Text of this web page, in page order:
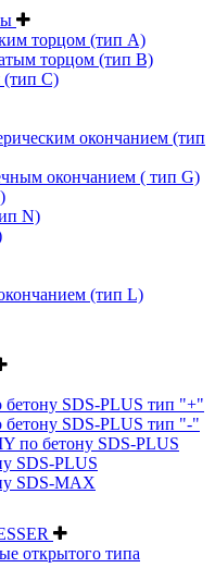
торцом (тип А)
торцом (тип В)
(тип С)
окончанием (тип
окончанием ( тип G)
N)
(тип L)
SDS-PLUS тип "+"
SDS-PLUS тип "-"
по бетону SDS-PLUS
SDS-PLUS
SDS-MAX
открытого типа